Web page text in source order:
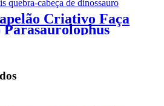
Criativo Faça
Parasaurolophus